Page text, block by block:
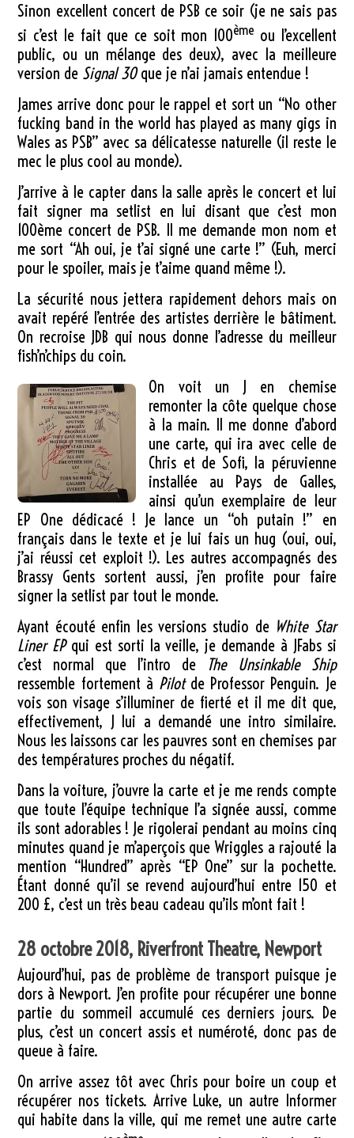
Sinon excellent concert de PSB ce soir (je ne sais pas
si c’est le fait que ce soit mon 100ème ou l’excellent
public, ou un mélange des deux), avec la meilleure
version de Signal 30que je n’ai jamais entendue !
James arrive donc pour le rappel et sort un “No other
fucking band in the world has played as many gigs in
Wales as PSB” avec sa délicatesse naturelle (il reste le
mec le plus cool au monde).
J’arrive à le capter dans la salle après le concert et lui
fait signer ma setlist en lui disant que c’est mon
100ème concert de PSB. Il me demande mon nom et
me sort “Ah oui, je t’ai signé une carte !” (Euh, merci
pour le spoiler, mais je t’aime quand même !).
La sécurité nous jettera rapidement dehors mais on
avait repéré l’entrée des artistes derrière le bâtiment.
On recroise JDB qui nous donne l’adresse du meilleur
fish’n’chips du coin.
On voit un J en chemise
remonter la côte quelque chose
à la main. Il me donne d’abord
une carte, qui ira avec celle de
Chris et de Sofi, la péruvienne
installée au Pays de Galles,
ainsi qu’un exemplaire de leur
EP One dédicacé ! Je lance un “oh putain !” en
français dans le texte et je lui fais un hug (oui, oui,
j’ai réussi cet exploit !). Les autres accompagnés des
Brassy Gents sortent aussi, j’en profite pour faire
signer la setlist par tout le monde.
Ayant écouté enfin les versions studio de White Star
Liner EPqui est sorti la veille, je demande à JFabs si
c’est normal que l’intro de
The Unsinkable Ship
ressemble fortement à Pilotde Professor Penguin. Je
vois son visage s’illuminer de fierté et il me dit que,
effectivement, J lui a demandé une intro similaire.
Nous les laissons car les pauvres sont en chemises par
des températures proches du négatif.
Dans la voiture, j’ouvre la carte et je me rends compte
que toute l’équipe technique l’a signée aussi, comme
ils sont adorables ! Je rigolerai pendant au moins cinq
minutes quand je m’aperçois que Wriggles a rajouté la
mention “Hundred” après “EP One” sur la pochette.
Étant donné qu’il se revend aujourd’hui entre 150 et
200 £, c’est un très beau cadeau qu’ils m’ont fait !
28 octobre 2018, Riverfront Theatre, Newport
Aujourd’hui, pas de problème de transport puisque je
dors à Newport. J’en profite pour récupérer une bonne
partie du sommeil accumulé ces derniers jours. De
plus, c’est un concert assis et numéroté, donc pas de
queue à faire.
On arrive assez tôt avec Chris pour boire un coup et
récupérer nos tickets. Arrive Luke, un autre Informer
qui habite dans la ville, qui me remet une autre carte